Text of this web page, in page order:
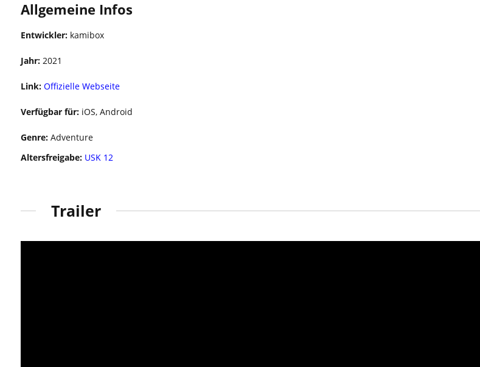
Allgemeine Infos
Entwickler:kamibox
Jahr:2021
Link: Offizielle Webseite
Verfügbar für:iOS, Android
Genre:Adventure
Altersfreigabe:USK 12
Trailer